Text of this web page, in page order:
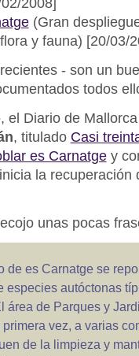
(Gran
y fauna) [20/03/
- son un
todos
el Diario de
, titulado Casi
es Carnatgey
la recuperación
unas pocas
es Carnatge se
especies autóctonas
área de Parques y
vez, a varias
de la limpieza y